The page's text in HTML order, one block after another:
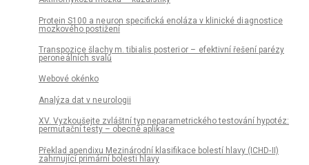
Protein S100 a ne uron specifická enoláza v klinické di agnostice
mozkového postižení
Transpozice šlachy m. tibi alis posteri or – efektivní řešení parézy
perone álních svalů
Webové okénko
Analýza dat v ne urologii
XV. Vyzkoušejte zvláštní typ neparametrického testování hypotéz:
permutační testy – obecné aplikace
Překlad apendixu Mezinárodní klasifikace bolestí hlavy (ICHD- II)
zahrnující primární bolesti hlavy